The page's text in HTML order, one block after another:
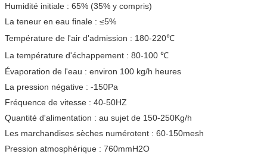
Humidité initiale : 65% (35% y compris)
La teneur en eau finale : ≤5%
Température de l'air d'admission : 180-220℃
La température d'échappement : 80-100 ℃
Évaporation de l'eau : environ 100 kg/h heures
La pression négative : -150Pa
Fréquence de vitesse : 40-50HZ
Quantité d'alimentation : au sujet de 150-250Kg/h
Les marchandises sèches numérotent : 60-150mesh
Pression atmosphérique : 760mmH2O